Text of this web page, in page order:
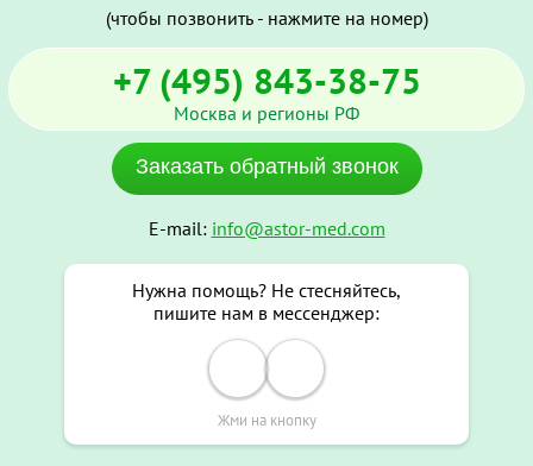
(чтобы позвонить - нажмите на номер)
+7 (495) 843-38-75
Москва и регионы РФ
Заказать обратный звонок
E-mail: info@astor-med.com
Нужна помощь? Не стесняйтесь,
пишите нам в мессенджер:
Жми на кнопку